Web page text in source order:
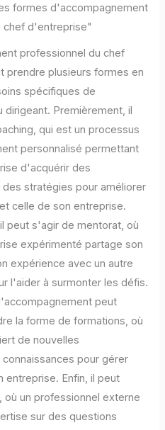
formes d'accompagnement
chef d'entreprise"
professionnel du chef
prendre plusieurs formes en
spécifiques de
dirigeant. Premièrement, il
qui est un processus
personnalisé permettant
d'acquérir des
stratégies pour améliorer
celle de son entreprise.
peut s'agir de mentorat, où
expérimenté partage son
expérience avec un autre
l'aider à surmonter les défis.
peut
la forme de formations, où
de nouvelles
pour gérer
entreprise. Enfin, il peut
où un professionnel externe
sur des questions